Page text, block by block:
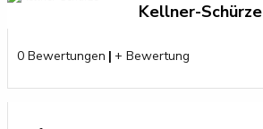
Kellner-Schürze
0 Bewertungen | + Bewertung